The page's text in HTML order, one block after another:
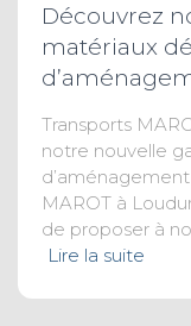
Découvrez
matériaux
Transports
notre nouvelle
MAROT à
de proposer à
Lire la suite